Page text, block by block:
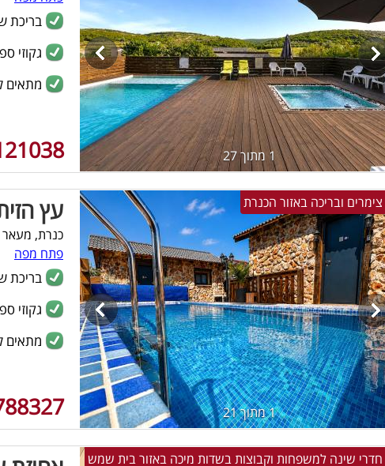
1 מתוך 27
בריכת
גקוזי
מתאים
1 מתוך 21
עץ
כנרת, מעאר
פתח מפה
בריכת
גקוזי
מתאים